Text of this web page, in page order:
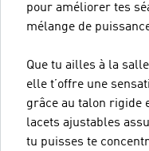
pour améliorer tes
mélange de
Que tu ailles à la
elle t’offre une
grâce au talon rigide
lacets ajustables
tu puisses te